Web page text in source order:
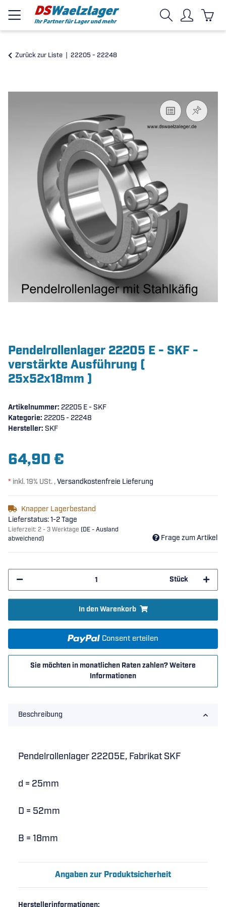
Zurück zur Liste 22205 - 22248
Pendelrollenlager 22205 E - SKF -
verstärkte Ausführung (
25x52x18mm )
Artikelnummer: 22205 E - SKF
Kategorie: 22205 - 22248
Hersteller: SKF
64,90 €
* inkl. 19% USt. ,Versandkostenfreie Lieferung
Knapper Lagerbestand
Lieferstatus: 1-2 Tage
Lieferzeit: 2 - 3 Werktage (DE - Ausland
abweichend)
Frage zum Artikel
Stück
In den Warenkorb
Consent erteilen
Sie möchten in monatlichen Raten zahlen?Weitere
Informationen
Beschreibung
Pendelrollenlager 22205E, Fabrikat SKF
d = 25mm
D = 52mm
B = 18mm
Angaben zur Produktsicherheit
Herstellerinformationen: